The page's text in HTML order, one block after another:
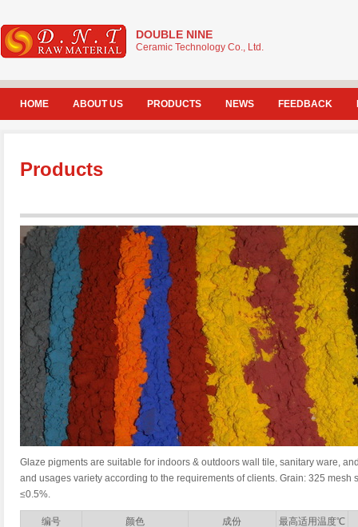
DOUBLE NINE
Ceramic Technology Co., Ltd.
HOME ABOUT US PRODUCTS NEWS FEEDBACK
Products
Glaze pigments are suitable for indoors & outdoors wall tile, sanitary ware,
and usages variety according to the requirements of clients. Grain: 325 mesh
≤0.5%.
编号
颜色
成份
最高适用温度℃